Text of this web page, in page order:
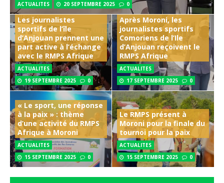
ACTUALITES 20 SEPTEMBRE 2025 0
Les journalistes
sportifs de l’île
d’Anjouan prennent une
part active à l’échange
avec le RMPS Afrique
ACTUALITES
19 SEPTEMBRE 2025
0
Après Moroni, les
journalistes sportifs
Comoriens de l’Ile
d’Anjouan reçoivent le
RMPS Afrique
ACTUALITES
17 SEPTEMBRE 2025
0
« Le sport, une réponse
à la paix » : thème
d’une activité du RMPS
Afrique à Moroni
ACTUALITES
15 SEPTEMBRE 2025
0
Le RMPS présent à
Moroni pour la finale du
tournoi pour la paix
ACTUALITES
15 SEPTEMBRE 2025
0